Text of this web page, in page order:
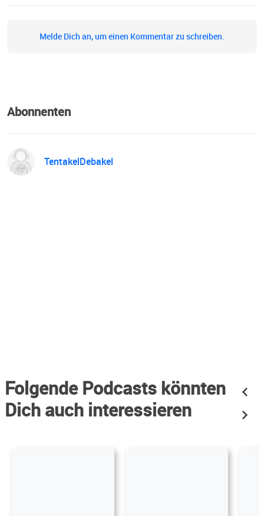
Melde Dich an, um einen Kommentar zu schreiben.
Abonnenten
TentakelDebakel
Folgende Podcasts könnten
Dich auch interessieren